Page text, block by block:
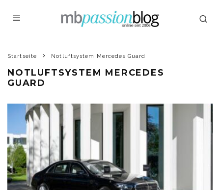
Startseite Notluftsystem Mercedes Guard
NOTLUFTSYSTEM MERCEDES
GUARD